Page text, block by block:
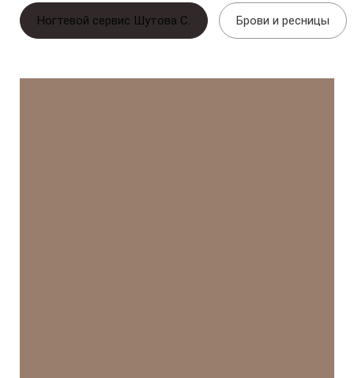
Ногтевой сервис Шутова С. Брови и ресницы